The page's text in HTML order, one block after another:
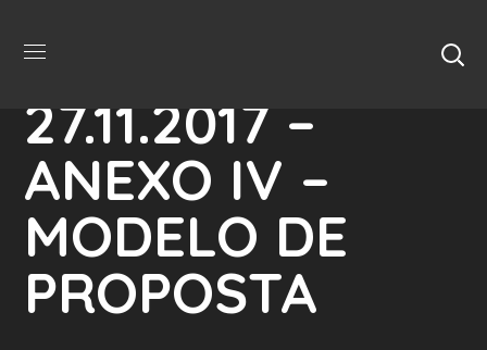
N.º 5.769 –
27.11.2017 –
ANEXO IV –
MODELO DE
PROPOSTA